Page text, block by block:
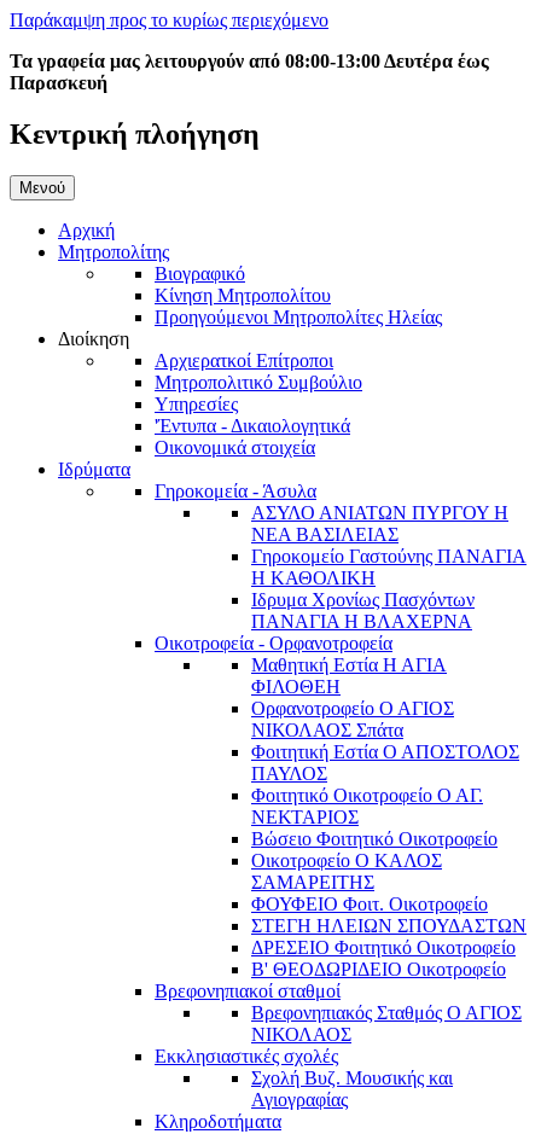
Παράκαμψη προς το κυρίως περιεχόμενο
Τα γραφεία μας λειτουργούν από 08:00-13:00 Δευτέρα έως
Παρασκευή
Κεντρική πλοήγηση
Μενού
Αρχική
Μητροπολίτης
Βιογραφικό
Κίνηση Μητροπολίτου
Προηγούμενοι Μητροπολίτες Ηλείας
Διοίκηση
Αρχιερατκοί Επίτροποι
Μητροπολιτικό Συμβούλιο
Υπηρεσίες
'Έντυπα - Δικαιολογητικά
Οικονομικά στοιχεία
Ιδρύματα
Γηροκομεία - Άσυλα
ΑΣΥΛΟ ΑΝΙΑΤΩΝ ΠΥΡΓΟΥ Η
ΝΕΑ ΒΑΣΙΛΕΙΑΣ
Γηροκομείο Γαστούνης ΠΑΝΑΓΙΑ
Η ΚΑΘΟΛΙΚΗ
Ιδρυμα Χρονίως Πασχόντων
ΠΑΝΑΓΙΑ Η ΒΛΑΧΕΡΝΑ
Οικοτροφεία - Ορφανοτροφεία
Μαθητική Εστία Η ΑΓΙΑ
ΦΙΛΟΘΕΗ
Ορφανοτροφείο Ο ΑΓΙΟΣ
ΝΙΚΟΛΑΟΣ Σπάτα
Φοιτητική Εστία Ο ΑΠΟΣΤΟΛΟΣ
ΠΑΥΛΟΣ
Φοιτητικό Οικοτροφείο Ο ΑΓ.
ΝΕΚΤΑΡΙΟΣ
Βώσειο Φοιτητικό Οικοτροφείο
Οικοτροφείο Ο ΚΑΛΟΣ
ΣΑΜΑΡΕΙΤΗΣ
ΦΟΥΦΕΙΟ Φοιτ. Οικοτροφείο
ΣΤΕΓΗ ΗΛΕΙΩΝ ΣΠΟΥΔΑΣΤΩΝ
ΔΡΕΣΕΙΟ Φοιτητικό Οικοτροφείο
Β' ΘΕΟΔΩΡΙΔΕΙΟ Οικοτροφείο
Βρεφονηπιακοί σταθμοί
Βρεφονηπιακός Σταθμός Ο ΑΓΙΟΣ
ΝΙΚΟΛΑΟΣ
Εκκλησιαστικές σχολές
Σχολή Βυζ. Μουσικής και
Αγιογραφίας
Κληροδοτήματα